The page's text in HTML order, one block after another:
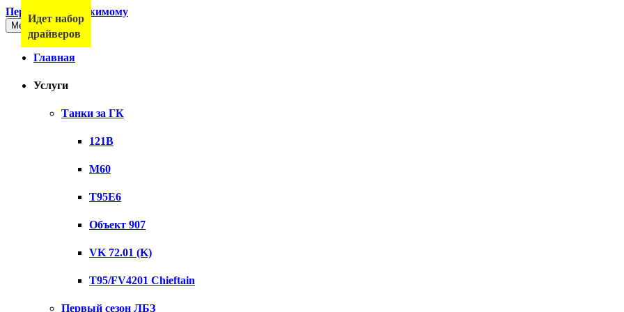
Перейти к содержимому
Меню
Главная
Услуги
Танки за ГК
121B
M60
T95E6
Объект 907
VK 72.01 (K)
T95/FV4201 Chieftain
Первый сезон ЛБЗ
Идет набор
драйверов